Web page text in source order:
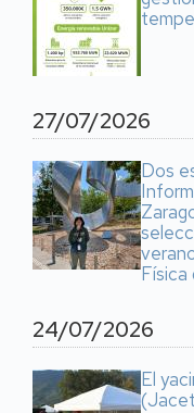
27/07/2026
Dos
Física
24/07/2026
El